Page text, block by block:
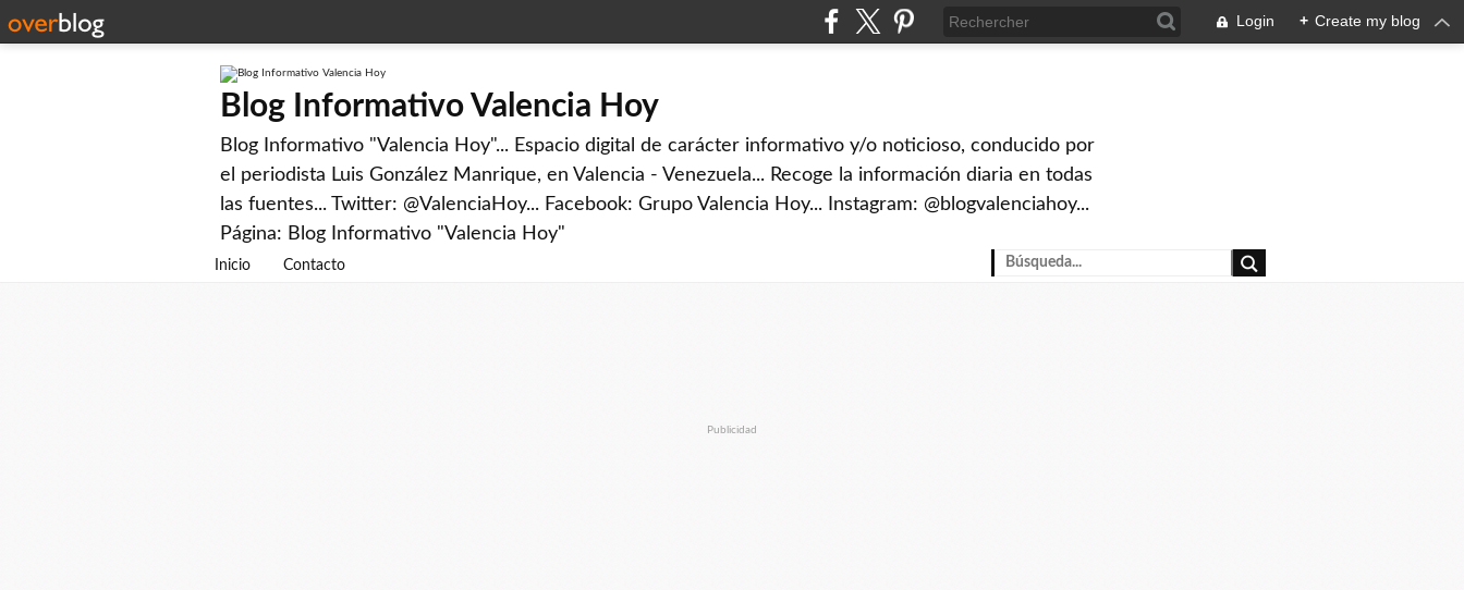
Login + Create my blog
Blog Informativo Valencia Hoy
Blog Informativo "Valencia Hoy"... Espacio digital de carácter informativo y/o noticioso, conducido por
el periodista Luis González Manrique, en Valencia - Venezuela... Recoge la información diaria en todas
las fuentes... Twitter: @ValenciaHoy... Facebook: Grupo Valencia Hoy... Instagram: @blogvalenciahoy...
Página: Blog Informativo "Valencia Hoy"
Inicio Contacto
Publicidad